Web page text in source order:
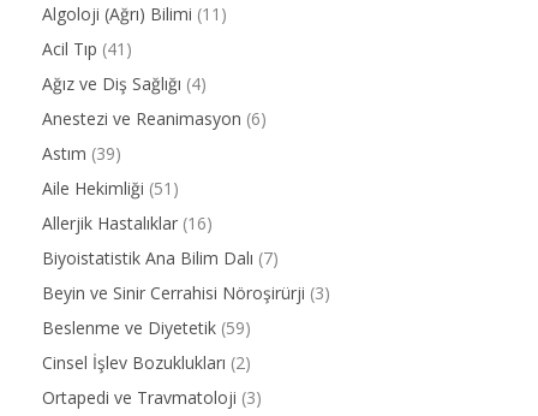
Algoloji (Ağrı) Bilimi (11)
Acil Tıp (41)
Ağız ve Diş Sağlığı (4)
Anestezi ve Reanimasyon (6)
Astım (39)
Aile Hekimliği (51)
Allerjik Hastalıklar (16)
Biyoistatistik Ana Bilim Dalı (7)
Beyin ve Sinir Cerrahisi Nöroşirürji (3)
Beslenme ve Diyetetik (59)
Cinsel İşlev Bozuklukları (2)
Ortapedi ve Travmatoloji (3)